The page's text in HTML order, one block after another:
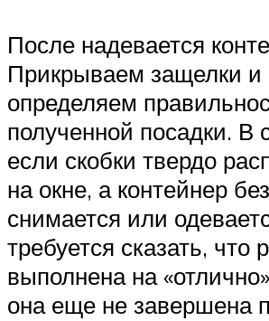
После надевается
Прикрываем защелки и
определяем
полученной посадки. В
если скобки твердо
на окне, а контейнер
снимается или
требуется сказать, что
выполнена на
она еще не завершена